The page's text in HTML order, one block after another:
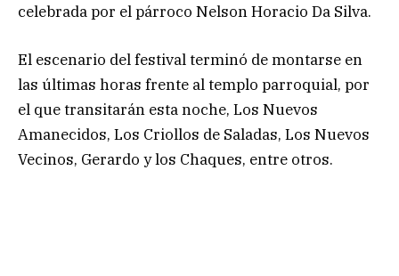
celebrada por el párroco Nelson Horacio Da Silva.
El escenario del festival terminó de montarse en
las últimas horas frente al templo parroquial, por
el que transitarán esta noche, Los Nuevos
Amanecidos, Los Criollos de Saladas, Los Nuevos
Vecinos, Gerardo y los Chaques, entre otros.